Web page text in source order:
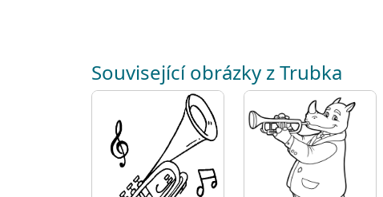
Související obrázky z Trubka